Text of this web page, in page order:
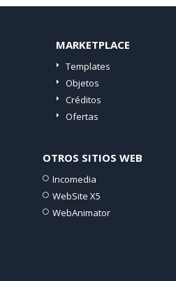
MARKETPLACE
Templates
Objetos
Créditos
Ofertas
OTROS SITIOS WEB
Incomedia
WebSite X5
WebAnimator